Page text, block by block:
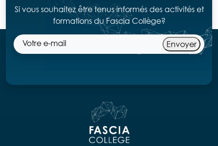
Si vous souhaitez être tenus informés des activités et
formations du Fascia Collège?
Envoyer